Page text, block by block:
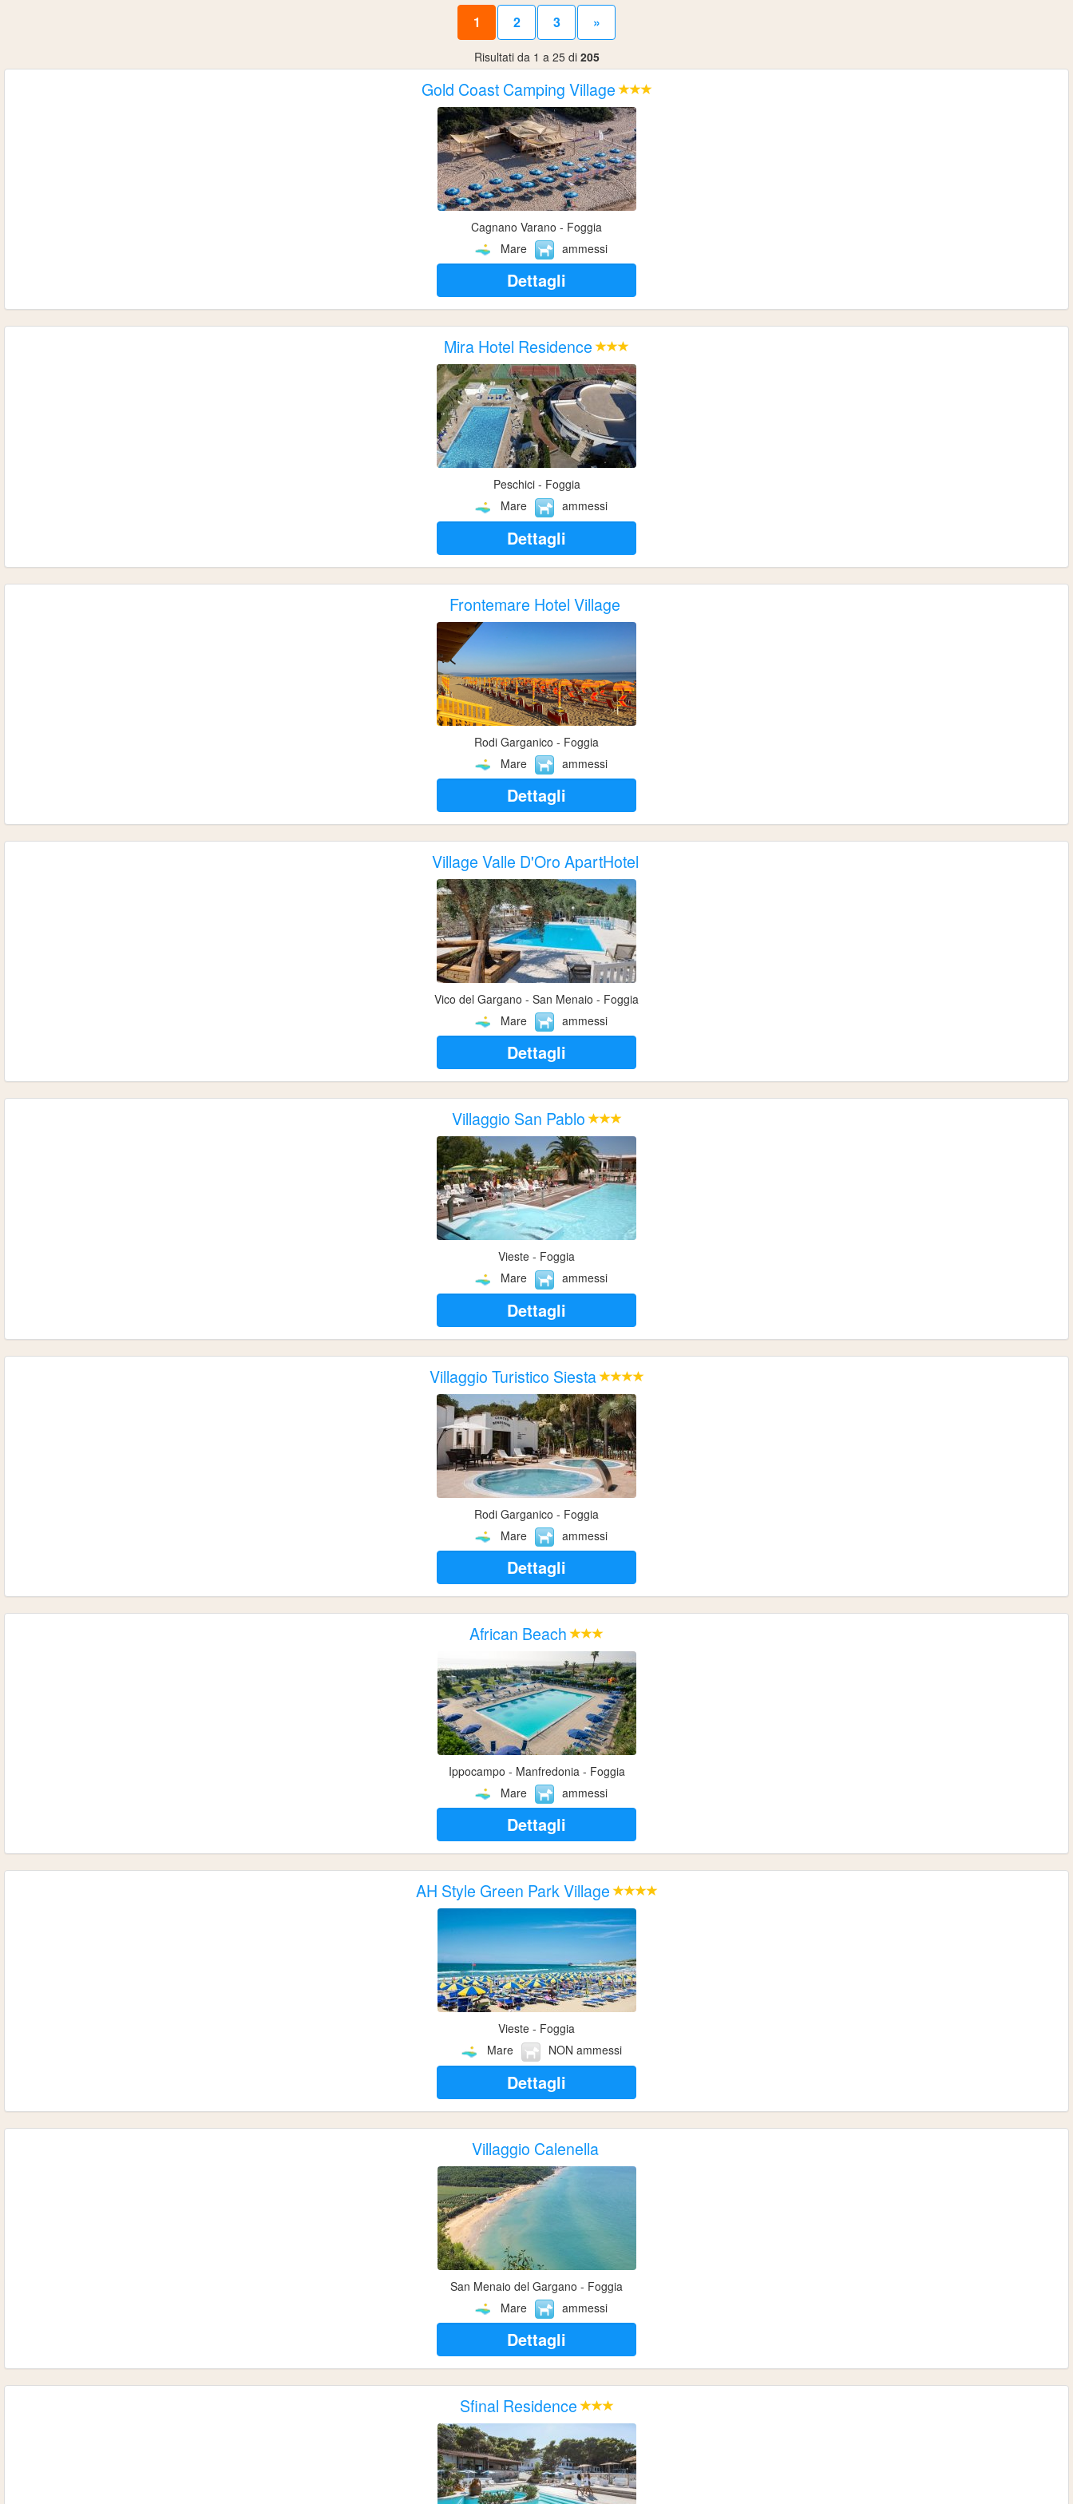
1 2 3 »
Risultati da 1 a 25 di 205
Gold Coast Camping Village
Cagnano Varano - Foggia
Mare
ammessi
Dettagli
Mira Hotel Residence
Peschici - Foggia
Mare
ammessi
Dettagli
Frontemare Hotel Village
Rodi Garganico - Foggia
Mare
ammessi
Dettagli
Village Valle D'Oro ApartHotel
Vico del Gargano - San Menaio - Foggia
Mare
ammessi
Dettagli
Villaggio San Pablo
Vieste - Foggia
Mare
ammessi
Dettagli
Villaggio Turistico Siesta
Rodi Garganico - Foggia
Mare
ammessi
Dettagli
African Beach
Ippocampo - Manfredonia - Foggia
Mare
ammessi
Dettagli
AH Style Green Park Village
Vieste - Foggia
Mare
NON ammessi
Dettagli
Villaggio Calenella
San Menaio del Gargano - Foggia
Mare
ammessi
Dettagli
Sfinal Residence